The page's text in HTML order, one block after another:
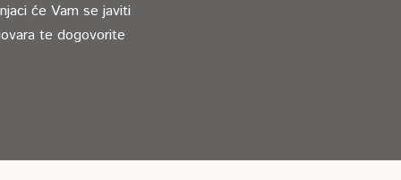
će Vam se javiti
te dogovorite